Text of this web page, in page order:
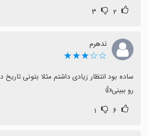
جست‌وجو، پایداری ذخیره و
باشد.
۲ ۳
ندهرم
☆☆★★★
رو ببینی👍
۶ ۱